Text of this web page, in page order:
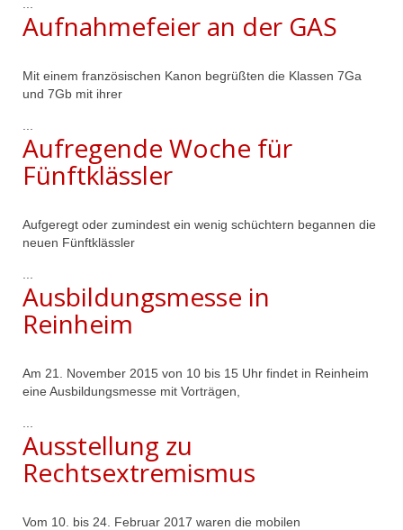
Aufnahmefeier an der GAS
Mit einem französischen Kanon begrüßten die Klassen 7Ga
und 7Gb mit ihrer
Aufregende Woche für
Fünftklässler
Aufgeregt oder zumindest ein wenig schüchtern begannen die
neuen Fünftklässler
Ausbildungsmesse in
Reinheim
Am 21. November 2015 von 10 bis 15 Uhr findet in Reinheim
eine Ausbildungsmesse mit Vorträgen,
Ausstellung zu
Rechtsextremismus
Vom 10. bis 24. Februar 2017 waren die mobilen